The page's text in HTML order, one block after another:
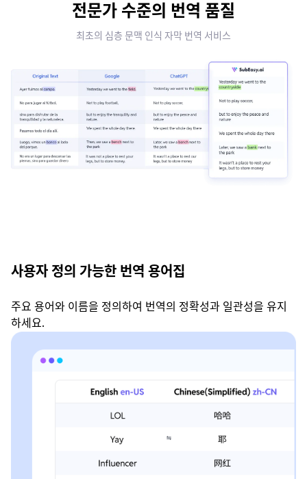
전문가 수준의 번역 품질
최초의 심층 문맥 인식 자막 번역 서비스
사용자 정의 가능한 번역 용어집
주요 용어와 이름을 정의하여 번역의 정확성과 일관성을 유지
하세요.